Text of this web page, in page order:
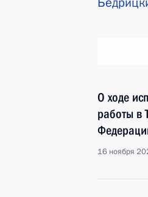
О ходе
работы в
16 ноября